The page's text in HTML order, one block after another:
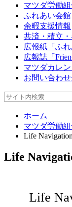
マツダ労働
ふれあい会館
余暇支援情報
共済・積立
広報紙「ふれ
広報誌「
マツダカレ
お問い合わ
ホーム
マツダ労働
Life Navigation
Life
Life